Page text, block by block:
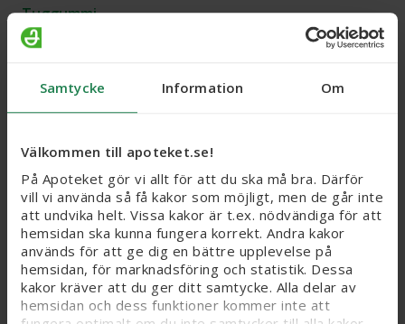
Samtycke Information Om
Välkommen till apoteket.se!
På Apoteket gör vi allt för att du ska må bra. Därför
vill vi använda så få kakor som möjligt, men de går inte
att undvika helt. Vissa kakor är t.ex. nödvändiga för att
hemsidan ska kunna fungera korrekt. Andra kakor
används för att ge dig en bättre upplevelse på
hemsidan, för marknadsföring och statistik. Dessa
kakor kräver att du ger ditt samtycke. Alla delar av
hemsidan och dess funktioner kommer inte att
Tuggummi
Munspray & inhalator
Munsönderfallande
Munhålepulver
Flytande